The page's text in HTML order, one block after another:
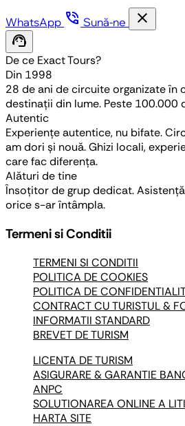
WhatsApp phone_in_talk Sună-ne
close
support_agent
De ce Exact Tours?
Din 1998
28 de ani de circuite organizate în
destinații din lume. Peste 100.000
Autentic
Experiențe autentice, nu bifate.
am dori și nouă. Ghizi locali,
care fac diferența.
Alături de tine
Însoțitor de grup dedicat.
orice s-ar întâmpla.
Termeni si Conditii
TERMENI SI CONDITII
POLITICA DE COOKIES
POLITICA DE
CONTRACT CU TURISTUL &
INFORMATII STANDARD
BREVET DE TURISM
LICENTA DE TURISM
ASIGURARE & GARANTIE
ANPC
SOLUTIONAREA ONLINE A
HARTA SITE